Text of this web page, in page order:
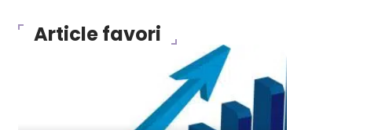
Article favori